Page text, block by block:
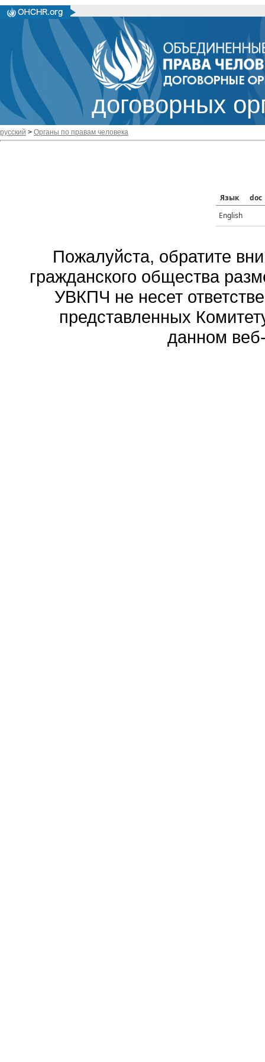
договорных
русский > Органы по правам человека
Язык
doc
English
Пожалуйста, обратите
гражданского общества
УВКПЧ не несет
представленных
данном